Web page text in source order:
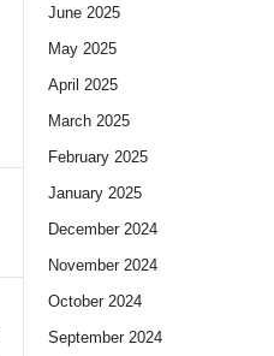
June 2025
May 2025
April 2025
March 2025
February 2025
January 2025
December 2024
November 2024
October 2024
September 2024